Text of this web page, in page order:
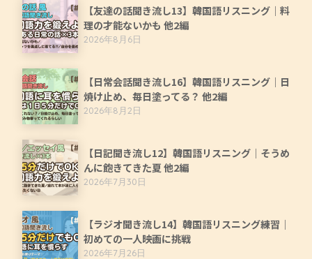
【友達の話聞き流し13】韓国語リスニング｜料
理の才能ないかも 他2編
2026年8月6日
【日常会話聞き流し16】韓国語リスニング｜日
焼け止め、毎日塗ってる？ 他2編
2026年8月2日
【日記聞き流し12】韓国語リスニング｜そうめ
んに飽きてきた夏 他2編
2026年7月30日
【ラジオ聞き流し14】韓国語リスニング練習｜
初めての一人映画に挑戦
2026年7月26日